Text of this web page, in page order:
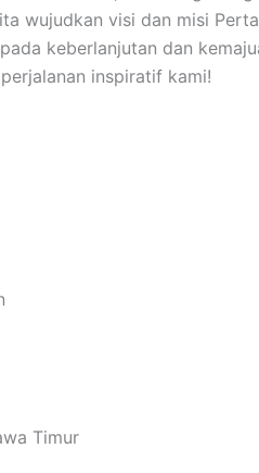
wujudkan visi dan misi
keberlanjutan dan
inspiratif kami!
Timur